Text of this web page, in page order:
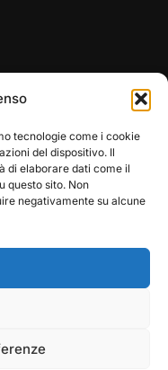
tecnologie come i cookie
del dispositivo. Il
di elaborare dati come il
questo sito. Non
negativamente su alcune
Festival. All